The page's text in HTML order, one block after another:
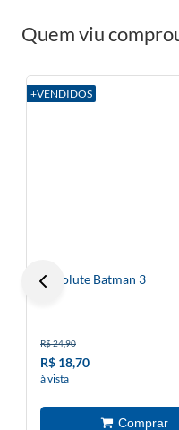
Quem viu
+VENDIDOS
Absolute Batman 3
R$ 24,90
R$ 18,70
à vista